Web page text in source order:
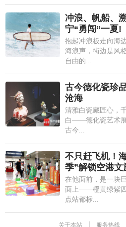
冲浪、帆船、
宁“勇闯”一夏!
抱起冲浪板走向海
海浪声，街边是风
自由的...
古今德化瓷珍
沧海
清雅白瓷藏匠心，
白——德化瓷艺术
古今...
不只赶飞机！
季”解锁空港文
在他面前，是一块
面上——橙黄绿紫
点站都标...
关于本站 服务热线